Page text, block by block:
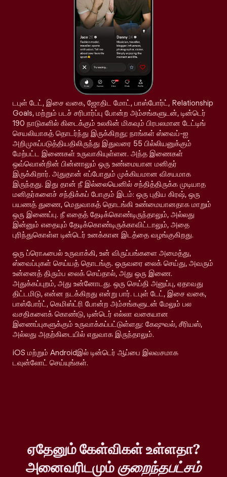
டபுள் டேட், இசை வகை, ஜோதிட மோட், பாஸ்போர்ட், Relationship
Goals, மற்றும் படச் சரிபார்ப்பு போன்ற அம்சங்களுடன், டின்டெர்
190 நாடுகளில் கிடைக்கும் உலகின் மிகவும் பிரபலமான டேட்டிங்
செயலியாகத் தொடர்ந்து இருக்கிறது; நாங்கள் ஸ்வைப்-ஐ
அறிமுகப்படுத்தியதிலிருந்து இதுவரை 55 பில்லியனுக்கும்
மேற்பட்ட இணைகள் உருவாகியுள்ளன. அந்த இணைகள்
ஒவ்வொன்றின் பின்னாலும் ஒரு உண்மையான மனிதர்
இருக்கிறார். அதுதான் எப்போதும் முக்கியமான விசயமாக
இருந்தது. இது தான் நீ இல்லையெனில் சந்தித்திருக்க முடியாத
மனிதர்களைச் சந்திக்கப் போகும் இடம்: ஒரு புதிய கிரஷ், ஒரு
பயணத் துணை, மெதுவாகத் தொடங்கி உண்மையானதாக மாறும்
ஒரு இணைப்பு. நீ எதைத் தேடிக்கொண்டிருந்தாலும், அல்லது
இன்னும் எதையும் தேடிக்கொண்டிருக்காவிட்டாலும், அதை
புரிந்துகொள்ள டின்டெர் உனக்கான இடத்தை வழங்குகிறது.
ஒரு ப்ரொஃபைல் உருவாக்கி, உன் விருப்பங்களை அமைத்து,
ஸ்வைப்புகள் செய்யத் தொடங்கு. ஒருவரை லைக் செய்து, அவரும்
உன்னைத் திரும்ப லைக் செய்தால், அது ஒரு இணை.
அதுக்கப்புறம், அது உன்னோடது. ஒரு செய்தி அனுப்பு, ஏதாவது
திட்டமிடு, என்ன நடக்கிறது என்று பார். டபுள் டேட், இசை வகை,
பாஸ்போர்ட், கெமிஸ்ட்ரி போன்ற அம்சங்களுடன் மேலும் பல
வசதிகளைக் கொண்டு, டின்டெர் எல்லா வகையான
இணைப்புகளுக்கும் உருவாக்கப்பட்டுள்ளது: கேஷுவல், சீரியஸ்,
அல்லது அதற்கிடையில் எதுவாக இருந்தாலும்.
iOS மற்றும் Androidஇல் டின்டெர் ஆப்பை இலவசமாக
டவுன்லோட் செய்யுங்கள்.
ஏதேனும் கேள்விகள் உள்ளதா?
அனைவரிடமும்குறைந்தபட்சம்